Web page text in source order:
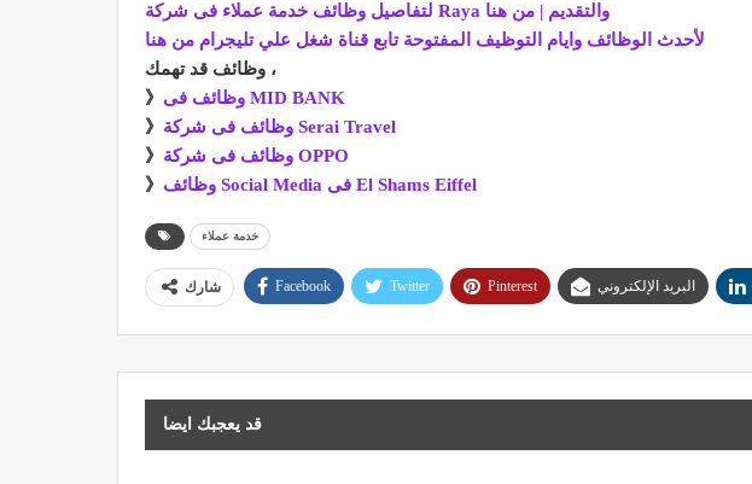
لتفاصيل وظائف خدمة عملاء فى شركة Raya والتقديم | من هنا
لأحدث الوظائف وايام التوظيف المفتوحة تابع قناة شغل علي تليجرام من هنا
وظائف قد تهمك ،
》
وظائف فى MID BANK
》
وظائف فى شركة Serai Travel
》
وظائف فى شركة OPPO
》
وظائف Social Media فى El Shams Eiffel
خدمة عملاء
شارك Facebook Twitter Pinterest البريد الإلكتروني
قد يعجبك ايضا